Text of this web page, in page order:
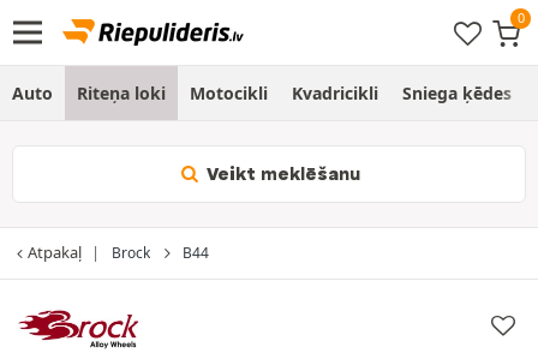
Auto Riteņa loki Motocikli Kvadricikli Sniega ķēdes
Veikt meklēšanu
Atpakaļ Brock B44